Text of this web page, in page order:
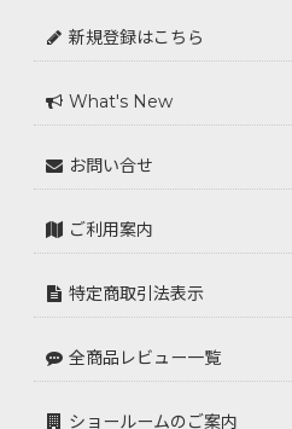
新規登録はこちら
What's New
お問い合せ
ご利用案内
特定商取引法表示
全商品レビュー一覧
ショールームのご案内